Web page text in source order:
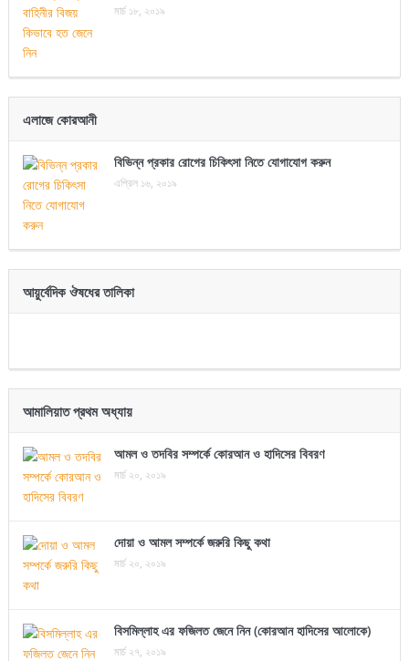
মার্চ ১৮, ২০১৯
এলাজে কোরআনী
বিভিন্ন প্রকার রোগের চিকিৎসা নিতে যোগাযোগ করুন
এপ্রিল ১৬, ২০১৯
আয়ুর্বেদিক ঔষধের তালিকা
আমালিয়াত প্রথম অধ্যায়
আমল ও তদবির সম্পর্কে কোরআন ও হাদিসের বিবরণ
মার্চ ২০, ২০১৯
দোয়া ও আমল সম্পর্কে জরুরি কিছু কথা
মার্চ ২০, ২০১৯
বিসমিল্লাহ এর ফজিলত জেনে নিন (কোরআন হাদিসের আলোকে)
মার্চ ২৭, ২০১৯